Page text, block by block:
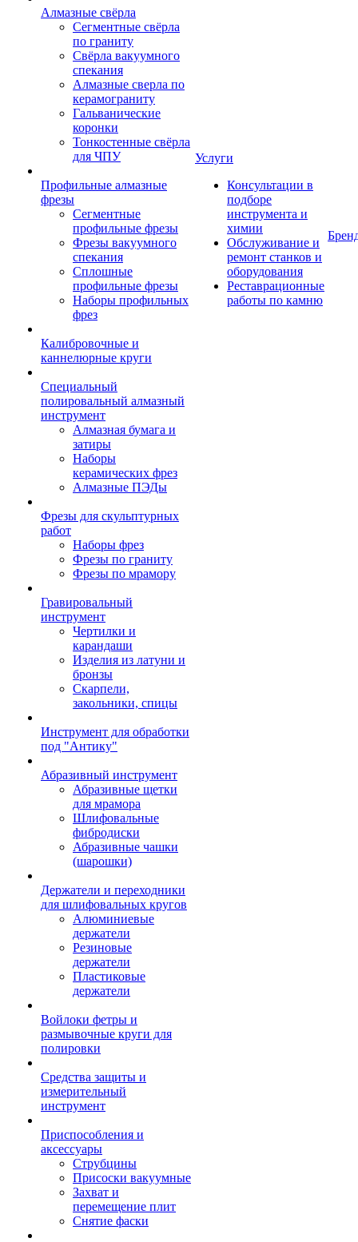
Алмазные свёрла
Сегментные свёрла
по граниту
Свёрла вакуумного
спекания
Алмазные сверла по
керамограниту
Гальванические
коронки
Тонкостенные свёрла
для ЧПУ
Профильные алмазные
фрезы
Сегментные
профильные фрезы
Фрезы вакуумного
спекания
Сплошные
профильные фрезы
Наборы профильных
фрез
Калибровочные и
каннелюрные круги
Специальный
полировальный алмазный
инструмент
Алмазная бумага и
затиры
Наборы
керамических фрез
Алмазные ПЭДы
Фрезы для скульптурных
работ
Наборы фрез
Фрезы по граниту
Фрезы по мрамору
Гравировальный
инструмент
Чертилки и
карандаши
Изделия из латуни и
бронзы
Скарпели,
закольники, спицы
Инструмент для обработки
под "Антику"
Абразивный инструмент
Абразивные щетки
для мрамора
Шлифовальные
фибродиски
Абразивные чашки
(шарошки)
Держатели и переходники
для шлифовальных кругов
Алюминиевые
держатели
Резиновые
держатели
Пластиковые
держатели
Войлоки фетры и
размывочные круги для
полировки
Средства защиты и
измерительный
инструмент
Приспособления и
аксессуары
Струбцины
Присоски вакуумные
Захват и
перемещение плит
Снятие фаски
Услуги
Консультации в
подборе
инструмента и
химии
Обслуживание и
ремонт станков и
оборудования
Реставрационные
работы по камню